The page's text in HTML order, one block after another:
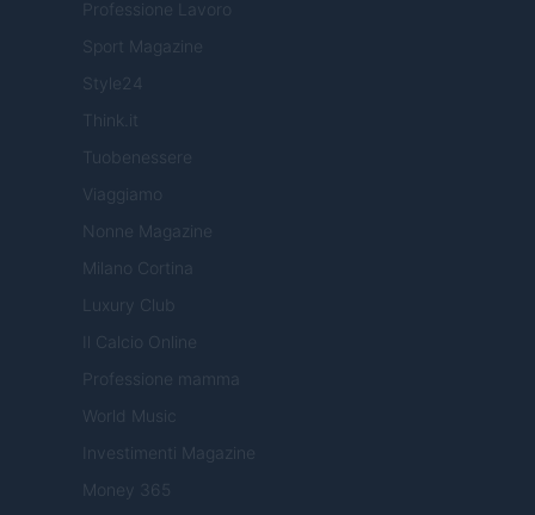
Professione Lavoro
Sport Magazine
Style24
Think.it
Tuobenessere
Viaggiamo
Nonne Magazine
Milano Cortina
Luxury Club
Il Calcio Online
Professione mamma
World Music
Investimenti Magazine
Money 365